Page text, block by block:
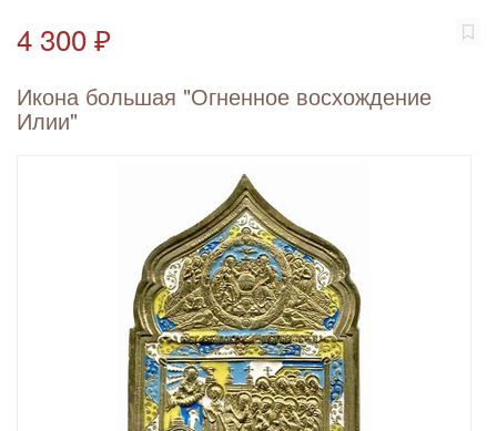
4 300 ₽
Икона большая "Огненное восхождение
Илии"